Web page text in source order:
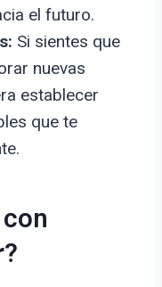
el futuro.
Si sientes que
nuevas
establecer
que te